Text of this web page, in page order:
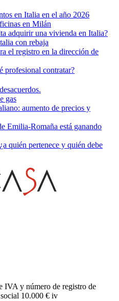
en Italia en el año 2026
en Milán
adquirir una vivienda en Italia?
con rebaja
el registro en la dirección de
profesional contratar?
gas
aumento de precios y
Emilia-Romaña está ganando
quién pertenece y quién debe
IVA y número de registro de
10.000 € iv